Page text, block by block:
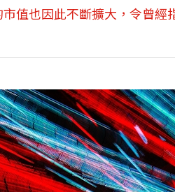
值也因此不斷擴大，令曾經